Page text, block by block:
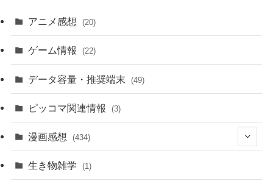
アニメ感想 (20)
ゲーム情報 (22)
データ容量・推奨端末 (49)
ピッコマ関連情報 (3)
漫画感想 (434)
(20)
生き物雑学 (1)